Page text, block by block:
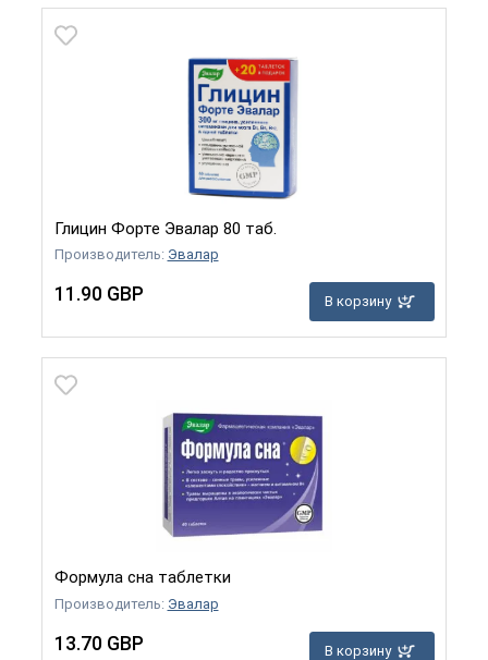
Глицин Форте Эвалар 80 таб.
Производитель: Эвалар
11.90 GBP В корзину
Формула сна таблетки
Производитель: Эвалар
13.70 GBP В корзину